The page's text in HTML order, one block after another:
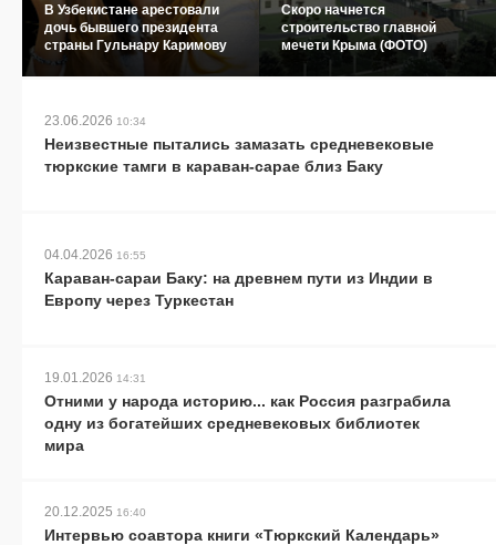
В Узбекистане арестовали
дочь бывшего президента
страны Гульнару Каримову
Скоро начнется
строительство главной
мечети Крыма (ФОТО)
23.06.2026 10:34
Неизвестные пытались замазать средневековые
тюркские тамги в караван-сарае близ Баку
04.04.2026 16:55
Караван-сараи Баку: на древнем пути из Индии в
Европу через Туркестан
19.01.2026 14:31
Отними у народа историю... как Россия разграбила
одну из богатейших средневековых библиотек
мира
20.12.2025 16:40
Интервью соавтора книги «Тюркский Календарь»